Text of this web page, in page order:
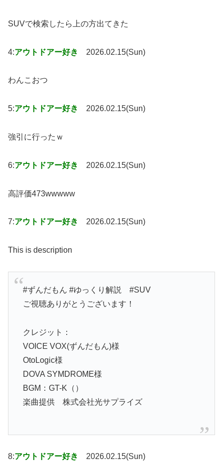
SUVで検索したら上の方出てきた
4:アウトドアー好き 2026.02.15(Sun)
わんこおつ
5:アウトドアー好き 2026.02.15(Sun)
強引に行ったｗ
6:アウトドアー好き 2026.02.15(Sun)
高評価473wwwww
7:アウトドアー好き 2026.02.15(Sun)
This is description
#ずんだもん #ゆっくり解説 #SUV
ご視聴ありがとうございます！
クレジット：
VOICE VOX(ずんだもん)様
OtoLogic様
DOVA SYMDROME様
BGM：GT-K（）
楽曲提供 株式会社光サプライズ
8:アウトドアー好き 2026.02.15(Sun)